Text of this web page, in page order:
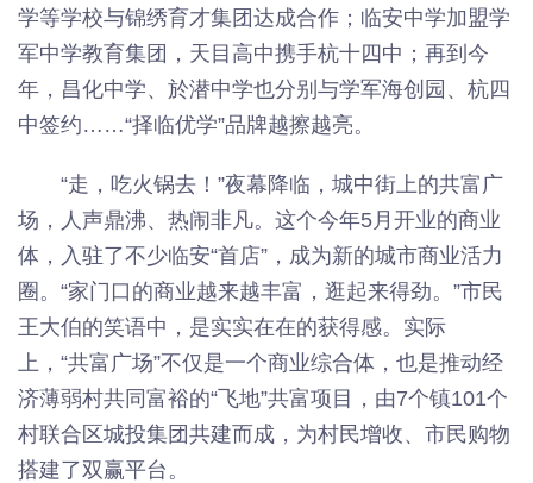
学等学校与锦绣育才集团达成合作；临安中学加盟学
军中学教育集团，天目高中携手杭十四中；再到今
年，昌化中学、於潜中学也分别与学军海创园、杭四
中签约……“择临优学”品牌越擦越亮。
“走，吃火锅去！”夜幕降临，城中街上的共富广
场，人声鼎沸、热闹非凡。这个今年5月开业的商业
体，入驻了不少临安“首店”，成为新的城市商业活力
圈。“家门口的商业越来越丰富，逛起来得劲。”市民
王大伯的笑语中，是实实在在的获得感。实际
上，“共富广场”不仅是一个商业综合体，也是推动经
济薄弱村共同富裕的“飞地”共富项目，由7个镇101个
村联合区城投集团共建而成，为村民增收、市民购物
搭建了双赢平台。